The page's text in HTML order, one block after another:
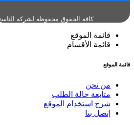
كافة الحقوق محفوظة لشركة الناسخ
قائمة الموقع
قائمة الأقسام
قائمة الموقع
من نحن
متابعة حالة الطلب
شرح استخدام الموقع
إتصل بنا